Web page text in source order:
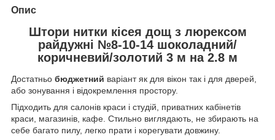
Опис
Штори нитки кісея дощ з люрексом
райдужні №8-10-14 шоколадний/
коричневий/золотий 3 м на 2.8 м
Достатньо бюджетний варіант як для вікон так і для дверей,
або зонування і відокремлення простору.
Підходить для салонів краси і студій, приватних кабінетів
краси, магазинів, кафе. Стильно виглядають, не збирають на
себе багато пилу, легко прати і корегувати довжину.